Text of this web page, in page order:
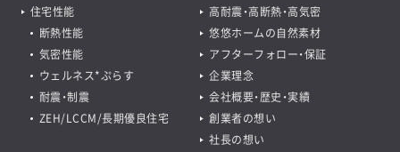
住宅性能
断熱性能
気密性能
ウェルネス*ぷらす
耐震・制震
ZEH/LCCM/長期優良住宅
高耐震・高断熱・高気密
悠悠ホームの自然素材
アフターフォロー・保証
企業理念
会社概要・歴史・実績
創業者の想い
社長の想い